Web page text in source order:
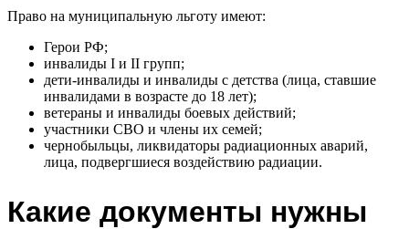
Право на муниципальную льготу имеют:
Герои РФ;
инвалиды I и II групп;
дети-инвалиды и инвалиды с детства (лица, ставшие
инвалидами в возрасте до 18 лет);
ветераны и инвалиды боевых действий;
участники СВО и члены их семей;
чернобыльцы, ликвидаторы радиационных аварий,
лица, подвергшиеся воздействию радиации.
Какие документы нужны